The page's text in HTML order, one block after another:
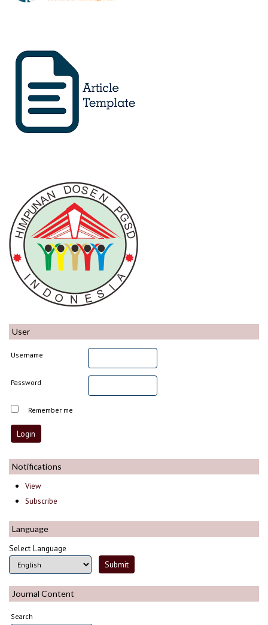
User
Username
Password
Remember me
Notifications
View
Subscribe
Language
Select Language
Journal Content
Search